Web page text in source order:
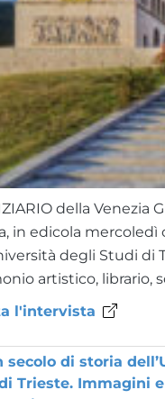
della Venezia
in edicola mercoledì
degli Studi di
artistico, librario,
l'intervista
secolo di storia
Trieste. Immagini